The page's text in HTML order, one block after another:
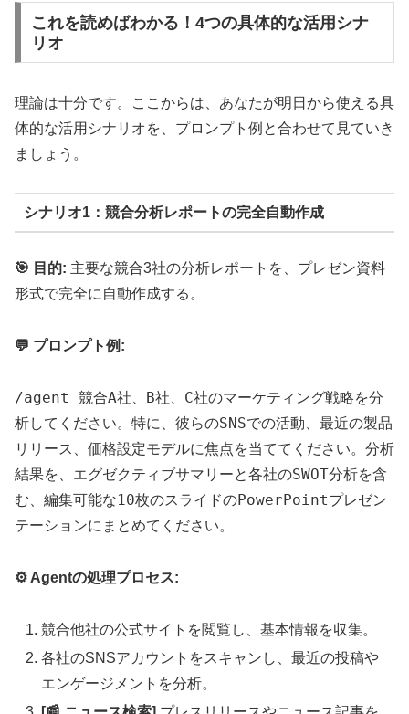
これを読めばわかる！4つの具体的な活用シナ
リオ
理論は十分です。ここからは、あなたが明日から使える具
体的な活用シナリオを、プロンプト例と合わせて見ていき
ましょう。
シナリオ1：競合分析レポートの完全自動作成
🎯 目的: 主要な競合3社の分析レポートを、プレゼン資料
形式で完全に自動作成する。
💬 プロンプト例:
/agent 競合A社、B社、C社のマーケティング戦略を分
析してください。特に、彼らのSNSでの活動、最近の製品
リリース、価格設定モデルに焦点を当ててください。分析
結果を、エグゼクティブサマリーと各社のSWOT分析を含
む、編集可能な10枚のスライドのPowerPointプレゼン
テーションにまとめてください。
⚙️ Agentの処理プロセス:
競合他社の公式サイトを閲覧し、基本情報を収集。
各社のSNSアカウントをスキャンし、最近の投稿や
エンゲージメントを分析。